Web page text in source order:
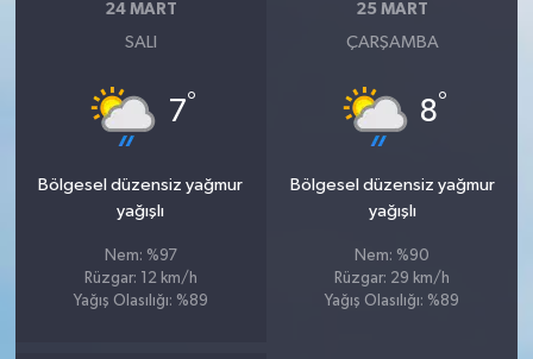
24 MART
SALI
7°
Bölgesel düzensiz yağmur
yağışlı
Nem: %97
Rüzgar: 12 km/h
Yağış Olasılığı: %89
25 MART
ÇARŞAMBA
8°
Bölgesel düzensiz yağmur
yağışlı
Nem: %90
Rüzgar: 29 km/h
Yağış Olasılığı: %89